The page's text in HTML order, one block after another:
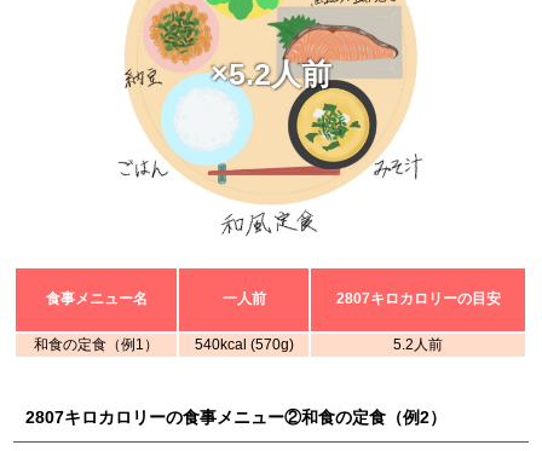
×5.2人前
食事メニュー名 一人前 2807キロカロリーの目安
和食の定食（例1） 540kcal (570g) 5.2人前
2807キロカロリーの食事メニュー②和食の定食（例2）